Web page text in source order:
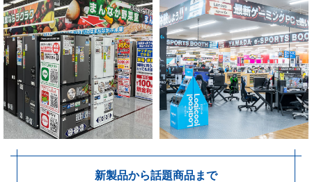
新製品から話題商品まで